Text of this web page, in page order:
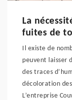
La
fuites de
Il existe de
peuvent laisser
des traces
décoloration
L’entreprise